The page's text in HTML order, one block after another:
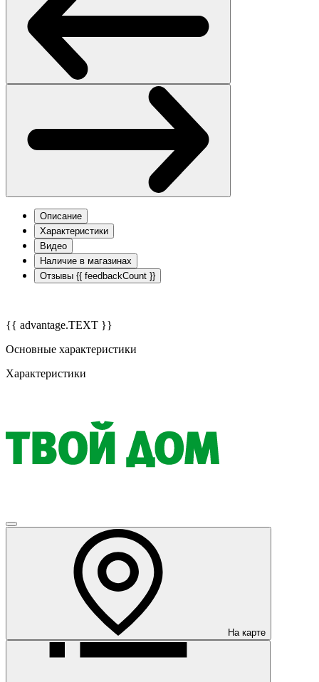
Описание
Характеристики
Видео
Наличие в магазинах
Отзывы {{ feedbackCount }}
{{ advantage.TEXT }}
Основные характеристики
Характеристики
На карте